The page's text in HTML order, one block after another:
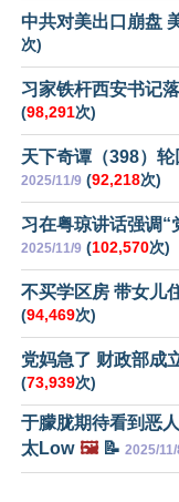
中共对美出口崩盘
次)
习家铁杆西安书记
(98,291次)
天下奇谭（398）
2025/11/9 (92,218次)
习在粤琼讲话强调“
2025/11/9 (102,570次)
不买学区房 带女儿
(94,469次)
党妈急了 财政部成
(73,939次)
于朦胧期待看到恶
太Low 🖼️📝 2025/